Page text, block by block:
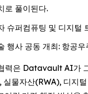
로 풀이된다.
슈퍼컴퓨팅 및 디지털
행사 공동 개최: 항공
력은 Datavault AI가
실물자산(RWA), 디지